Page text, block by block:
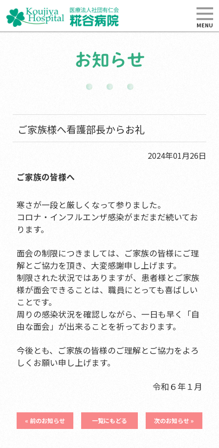
MENU
お知らせ
ご家族様へ看護部長からお礼
2024年01月26日
ご家族の皆様へ
寒さが一段と厳しくなって参りました。
コロナ・インフルエンザ感染がまだまだ続いてお
ります。
面会の制限につきましては、ご家族の皆様にご理
解とご協力を頂き、大変感謝申し上げます。
制限された状況ではありますが、患者様とご家族
様が面会できることは、職員にとっても喜ばしい
ことです。
周りの感染状況を確認しながら、一日も早く「自
由な面会」が出来ることを祈っております。
今後とも、ご家族の皆様のご理解とご協力をよろ
しくお願い申し上げます。
令和６年１月
« 前のお知らせ 一覧にもどる 次のお知らせ »